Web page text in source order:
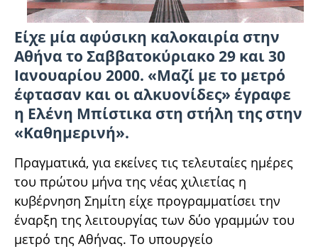
Eίχε μία αφύσικη καλοκαιρία στην
Αθήνα το Σαββατοκύριακο 29 και 30
Ιανουαρίου 2000. «Μαζί με το μετρό
έφτασαν και οι αλκυονίδες» έγραφε
η Ελένη Μπίστικα στη στήλη της στην
«Καθημερινή».
Πραγματικά, για εκείνες τις τελευταίες ημέρες
του πρώτου μήνα της νέας χιλιετίας η
κυβέρνηση Σημίτη είχε προγραμματίσει την
έναρξη της λειτουργίας των δύο γραμμών του
μετρό της Αθήνας. Το υπουργείο